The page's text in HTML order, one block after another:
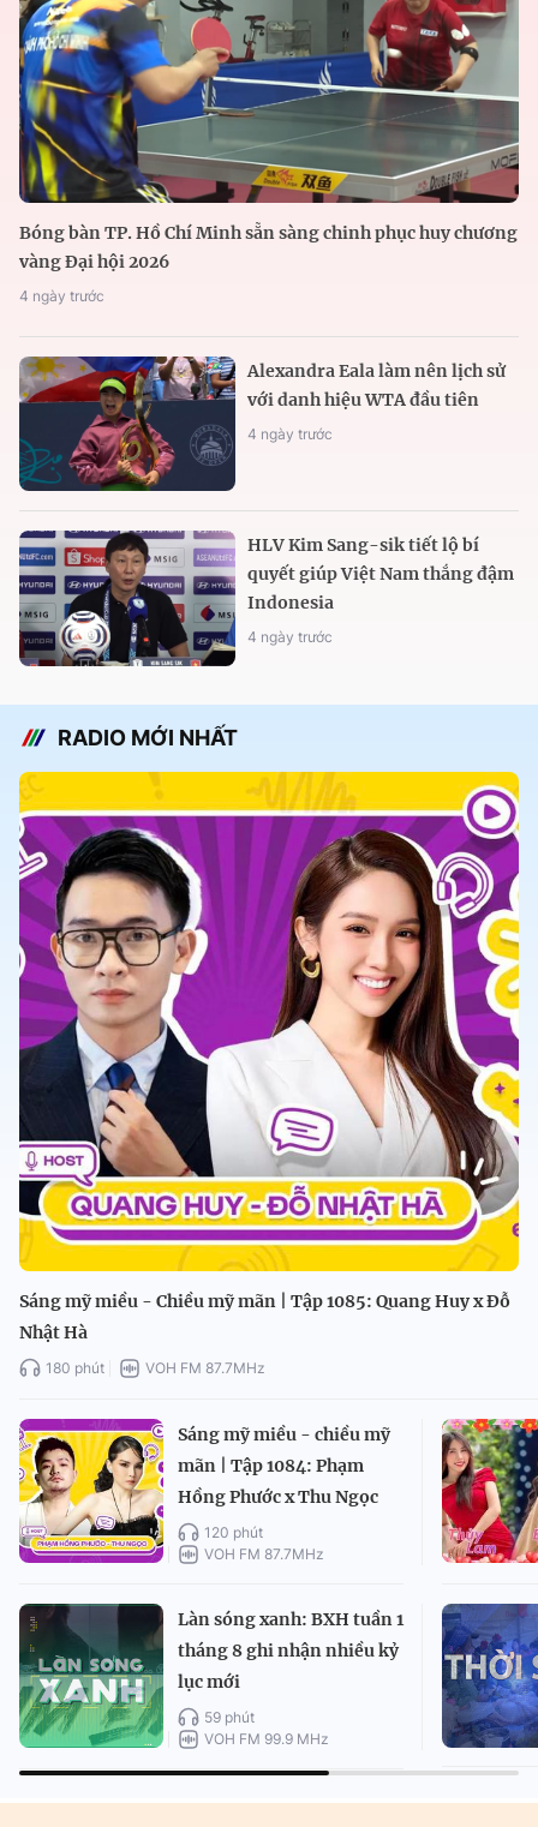
Bóng bàn TP. Hồ Chí Minh sẵn sàng chinh phục huy chương
vàng Đại hội 2026
4 ngày trước
Alexandra Eala làm nên lịch sử
với danh hiệu WTA đầu tiên
4 ngày trước
HLV Kim Sang-sik tiết lộ bí
quyết giúp Việt Nam thắng đậm
Indonesia
4 ngày trước
RADIO MỚI NHẤT
Sáng mỹ miều - Chiều mỹ mãn | Tập 1085: Quang Huy x Đỗ
Nhật Hà
180 phút VOH FM 87.7MHz
Sáng mỹ miều - chiều mỹ
mãn | Tập 1084: Phạm
Hồng Phước x Thu Ngọc
120 phút
VOH FM 87.7MHz
Làn sóng xanh: BXH tuần 1
tháng 8 ghi nhận nhiều kỷ
lục mới
59 phút
VOH FM 99.9 MHz